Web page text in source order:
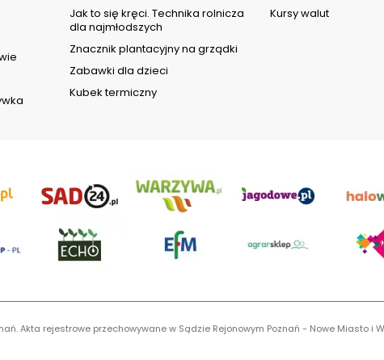
Jak to się kręci. Technika rolnicza
dla najmłodszych
Znacznik plantacyjny na grządki
Zabawki dla dzieci
Kubek termiczny
Kursy walut
Akta rejestrowe przechowywane w Sądzie Rejonowym Poznań - Nowe Miasto i